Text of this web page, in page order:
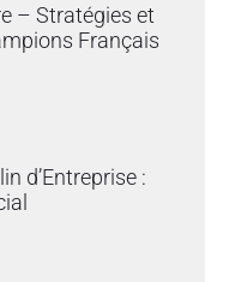
– Stratégies et
Français
d’Entreprise :